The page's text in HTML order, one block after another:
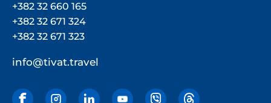
+382 32 660 165
+382 32 671 324
+382 32 671 323
info@tivat.travel